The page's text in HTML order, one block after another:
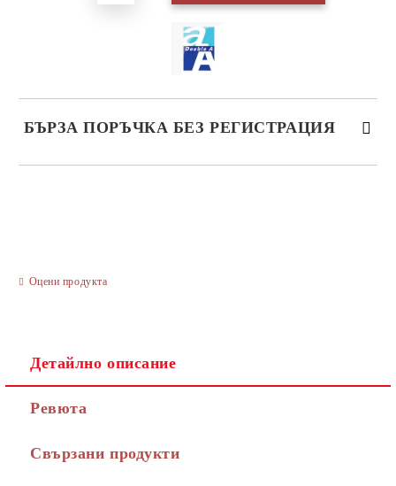
БЪРЗА ПОРЪЧКА БЕЗ РЕГИСТРАЦИЯ
Оцени продукта
Детайлно описание
Ревюта
Свързани продукти